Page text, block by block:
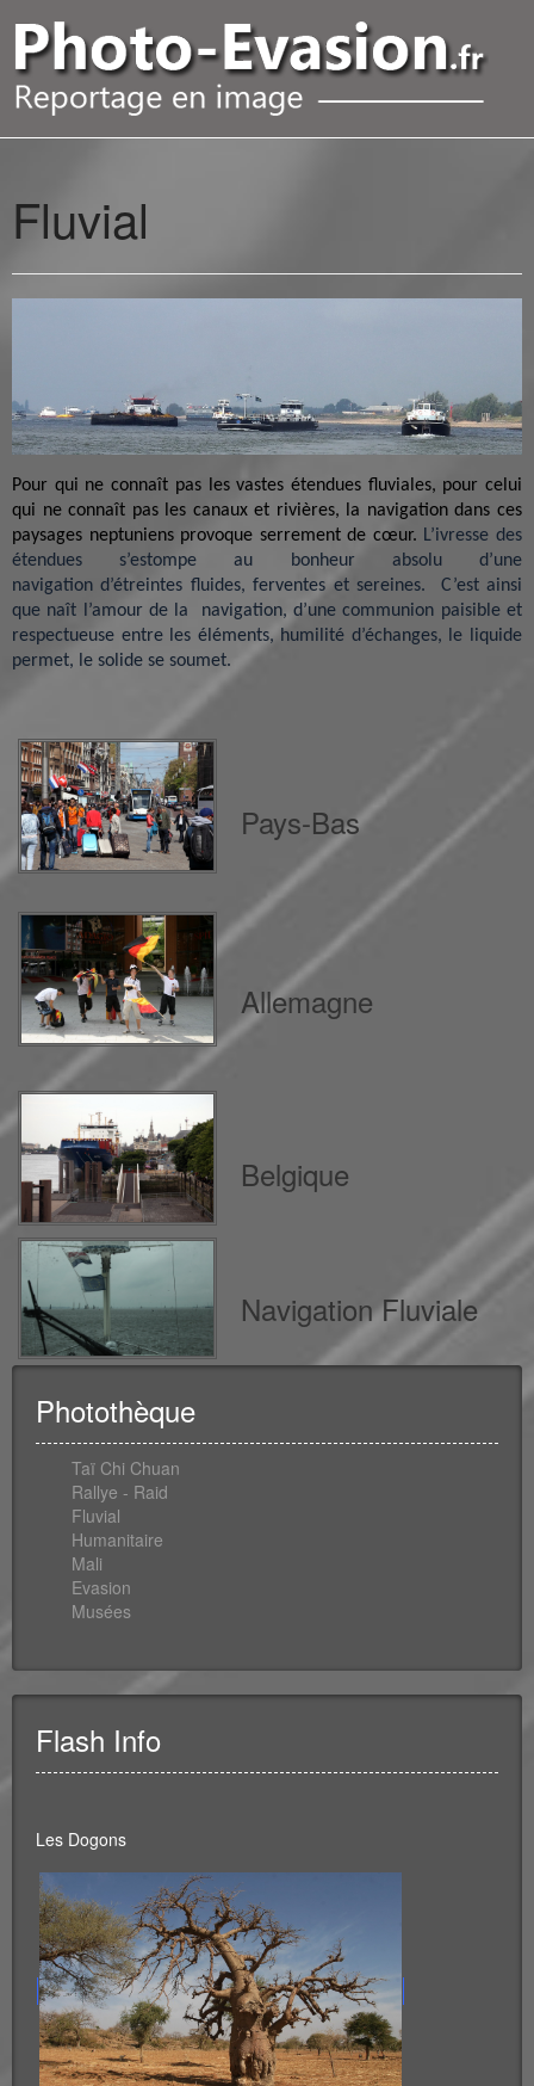
Fluvial
Pour qui ne connaît pas les vastes étendues fluviales, pour celui
qui ne connaît pas les canaux et rivières, la navigation dans ces
paysages neptuniens provoque serrement de cœur. L’ivresse des
étendues s’estompe au bonheur absolu d’une
navigation d’étreintes fluides, ferventes et sereines. C’est ainsi
que naît l’amour de la navigation, d’une communion paisible et
respectueuse entre les éléments, humilité d’échanges, le liquide
permet, le solide se soumet.
Pays-Bas
Allemagne
Belgique
Navigation Fluviale
Photothèque
Taï Chi Chuan
Rallye - Raid
Fluvial
Humanitaire
Mali
Evasion
Musées
Flash Info
Les Dogons